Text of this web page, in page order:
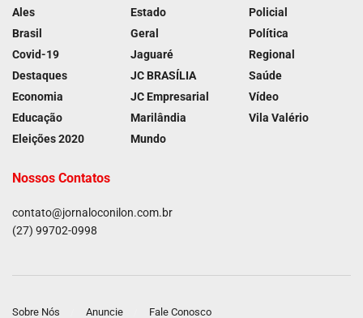
Ales
Brasil
Covid-19
Destaques
Economia
Educação
Eleições 2020
Estado
Geral
Jaguaré
JC BRASÍLIA
JC Empresarial
Marilândia
Mundo
Policial
Política
Regional
Saúde
Vídeo
Vila Valério
Nossos Contatos
contato@jornaloconilon.com.br
(27) 99702-0998
Sobre Nós Anuncie Fale Conosco